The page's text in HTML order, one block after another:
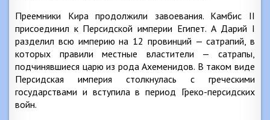
Преемники Кира продолжили завоевания. Камбис II
присоединил к Персидской империи Египет. А Дарий I
разделил всю империю на 12 провинций — сатрапий, в
которых правили местные властители — сатрапы,
подчинявшиеся царю из рода Ахеменидов. В таком виде
Персидская империя столкнулась с греческими
государствами и вступила в период Греко-персидских
войн.